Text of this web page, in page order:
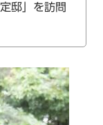
邸」を訪問